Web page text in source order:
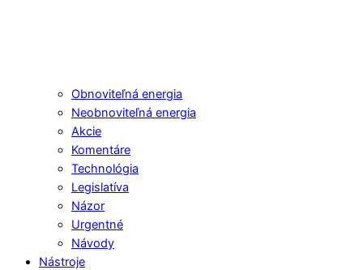
Obnoviteľná energia
Neobnoviteľná energia
Akcie
Komentáre
Technológia
Legislatíva
Názor
Urgentné
Návody
Nástroje